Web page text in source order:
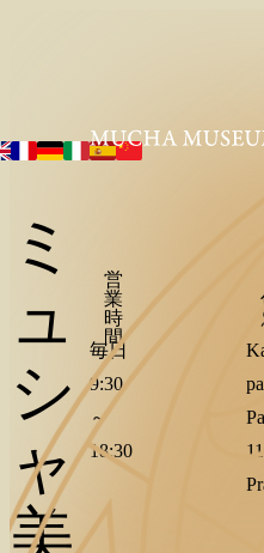
ミ
ュ
シ
ャ
営
業
時
間
毎日
9:30
～
18:30